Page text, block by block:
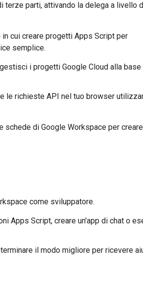
terze parti, attivando la delega a livello
cui creare progetti Apps Script per
semplice.
i progetti Google Cloud alla
le richieste API nel tuo browser
di Google Workspace per
come sviluppatore.
Apps Script, creare un'app di chat o
il modo migliore per ricevere